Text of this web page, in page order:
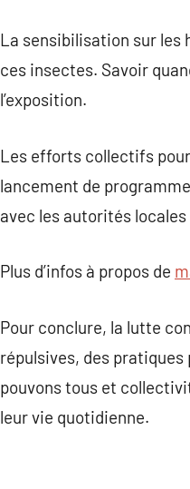
La sensibilisation sur les
ces insectes. Savoir
l’exposition.
Les efforts collectifs
lancement de
avec les autorités
Plus d’infos à propos de
Pour conclure, la lutte
répulsives, des
pouvons tous et
leur vie quotidienne.